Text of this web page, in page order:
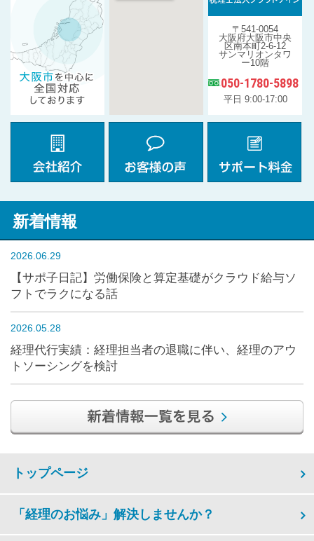
〒541-0054
大阪府大阪市中央
区南本町2-6-12
サンマリオンタワ
ー10階
050-1780-5898
平日 9:00-17:00
新着情報
2026.06.29
【サポ子日記】労働保険と算定基礎がクラウド給与ソ
フトでラクになる話
2026.05.28
経理代行実績：経理担当者の退職に伴い、経理のアウ
トソーシングを検討
トップページ
「経理のお悩み」解決しませんか？